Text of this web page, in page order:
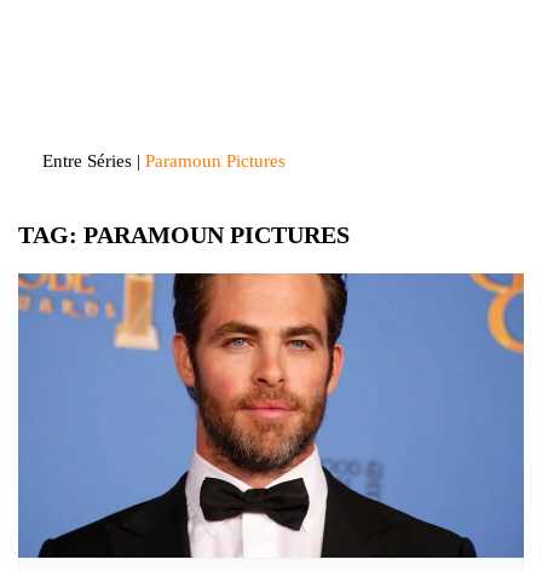
Entre Séries | Paramoun Pictures
TAG: PARAMOUN PICTURES